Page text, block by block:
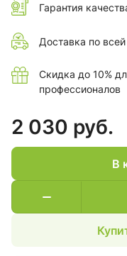
Гарантия
Доставка по
Скидка до 10%
профессионалов
2 030 руб.
В